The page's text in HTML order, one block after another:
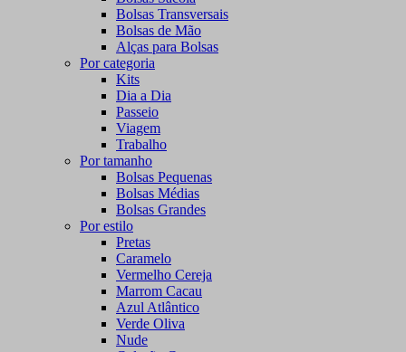
Bolsas Transversais
Bolsas de Mão
Alças para Bolsas
Por categoria
Kits
Dia a Dia
Passeio
Viagem
Trabalho
Por tamanho
Bolsas Pequenas
Bolsas Médias
Bolsas Grandes
Por estilo
Pretas
Caramelo
Vermelho Cereja
Marrom Cacau
Azul Atlântico
Verde Oliva
Nude